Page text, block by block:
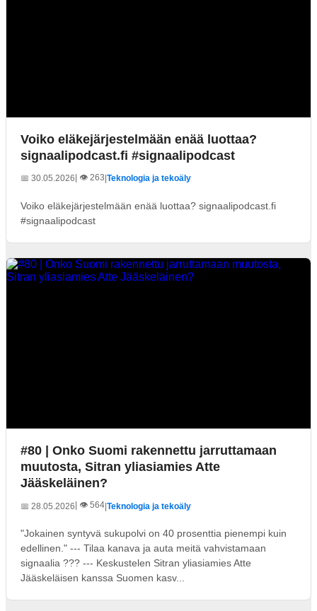
Voiko eläkejärjestelmään enää luottaa?
signaalipodcast.fi #signaalipodcast
📅 30.05.2026| 👁️ 263 Teknologia ja tekoäly
Voiko eläkejärjestelmään enää luottaa? signaalipodcast.fi
#signaalipodcast
#80 | Onko Suomi rakennettu jarruttamaan
muutosta, Sitran yliasiamies Atte
Jääskeläinen?
📅 28.05.2026 | 👁️ 564|Teknologia ja tekoäly
"Jokainen syntyvä sukupolvi on 40 prosenttia pienempi kuin
edellinen." --- Tilaa kanava ja auta meitä vahvistamaan
signaalia ??? --- Keskustelen Sitran yliasiamies Atte
Jääskeläisen kanssa Suomen kasv...